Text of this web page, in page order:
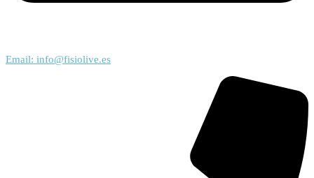
Email: info@fisiolive.es